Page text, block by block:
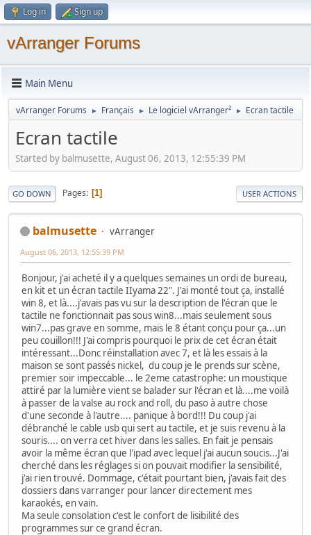
Log in Sign up
vArranger Forums
Main Menu
vArranger Forums ► Français ► Le logiciel vArranger² ► Ecran tactile
Ecran tactile
Started by balmusette, August 06, 2013, 12:55:39 PM
GO DOWN Pages 1 USER ACTIONS
balmusette vArranger
August 06, 2013, 12:55:39 PM
Bonjour, j'ai acheté il y a quelques semaines un ordi de bureau,
en kit et un écran tactile IIyama 22". J'ai monté tout ça, installé
win 8, et là....j'avais pas vu sur la description de l'écran que le
tactile ne fonctionnait pas sous win8...mais seulement sous
win7...pas grave en somme, mais le 8 étant conçu pour ça...un
peu couillon!!! J'ai compris pourquoi le prix de cet écran était
intéressant...Donc réinstallation avec 7, et là les essais à la
maison se sont passés nickel, du coup je le prends sur scène,
premier soir impeccable... le 2eme catastrophe: un moustique
attiré par la lumière vient se balader sur l'écran et là....me voilà
à passer de la valse au rock and roll, du paso à autre chose
d'une seconde à l'autre.... panique à bord!!! Du coup j'ai
débranché le cable usb qui sert au tactile, et je suis revenu à la
souris.... on verra cet hiver dans les salles. En fait je pensais
avoir la même écran que l'ipad avec lequel j'ai aucun soucis...J'ai
cherché dans les réglages si on pouvait modifier la sensibilité,
j'ai rien trouvé. Dommage, c'était pourtant bien, j'avais fait des
dossiers dans varranger pour lancer directement mes
karaokés, en vain.
Ma seule consolation c'est le confort de lisibilité des
programmes sur ce grand écran.